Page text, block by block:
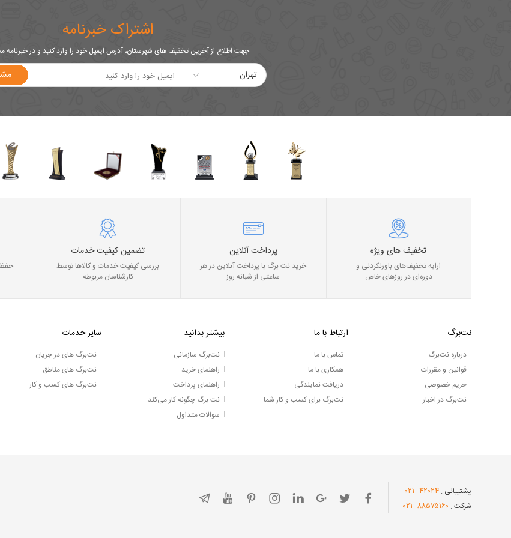
اشتراک خبرنامه
جهت اطلاع از آخرین تخفیف های شهرستان، آدرس ایمیل خود را وارد کنید و در
تهران
تخفیف های ویژه
ارایه تخفیف‌های باورنکردنی و
دوره‌ای در روز‌های خاص
پرداخت آنلاین
خرید نت برگ با پرداخت آنلاین در هر
ساعتی از شبانه روز
تضمین کیفیت خدمات
بررسی کیفیت خدمات و کالاها توسط
کارشناسان مربوطه
حفظ
نت‌برگ
درباره نت‌برگ
قوانین و مقررات
حریم خصوصی
نت‌برگ در اخبار
ارتباط با ما
تماس با ما
همکاری با ما
دریافت نمایندگی
نت‌برگ برای کسب و کار شما
بیشتر بدانید
نت‌برگ سازمانی
راهنمای خرید
راهنمای پرداخت
نت برگ چگونه کار می‌کند
سوالات متداول
سایر خدمات
نت‌برگ های در جریان
نت‌برگ های مناطق
نت‌برگ های کسب و کار
پشتیبانی : ۴۲۰۲۴- ۰۲۱
شرکت : ۸۸۵۷۵۱۶۰- ۰۲۱